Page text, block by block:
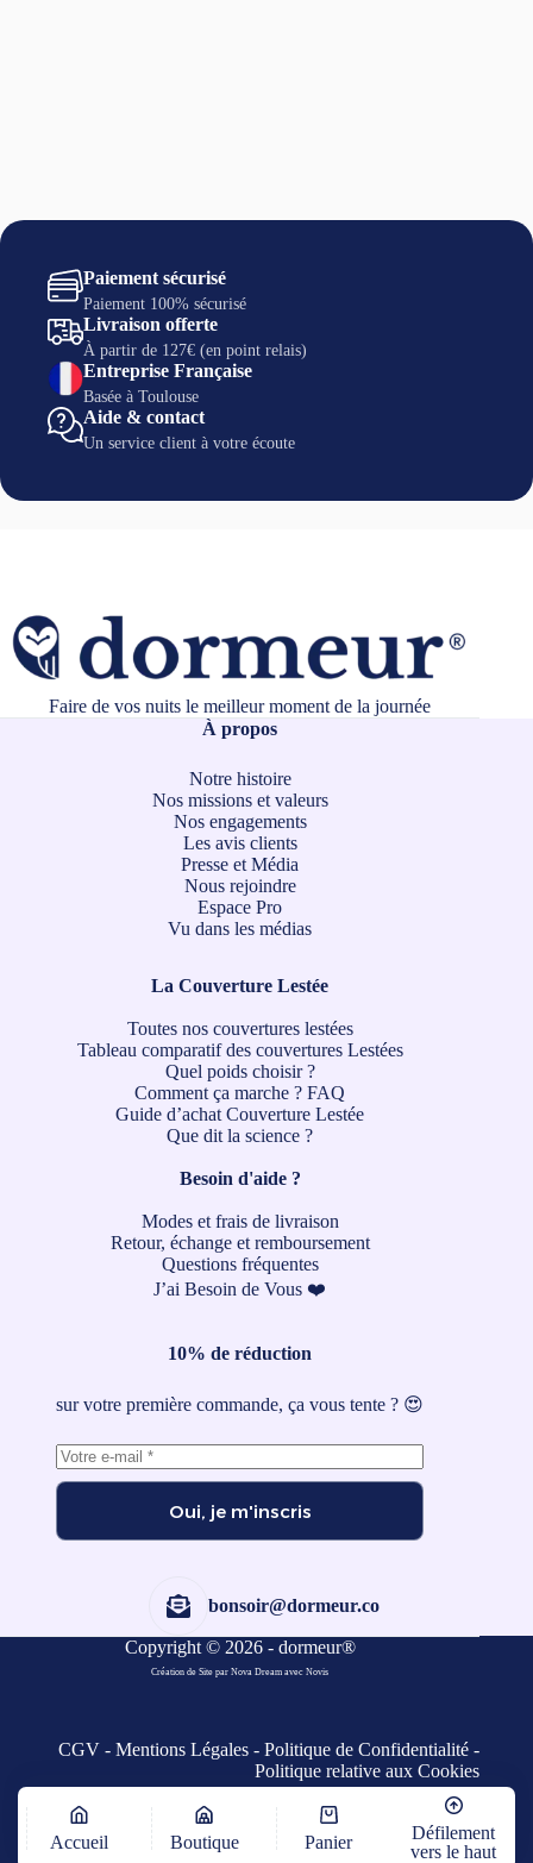
Paiement sécurisé
Paiement 100% sécurisé
Livraison offerte
À partir de 127€ (en point relais)
Entreprise Française
Basée à Toulouse
Aide & contact
Un service client à votre écoute
Faire de vos nuits le meilleur moment de la journée
À propos
Notre histoire
Nos missions et valeurs
Nos engagements
Les avis clients
Presse et Média
Nous rejoindre
Espace Pro
Vu dans les médias
La Couverture Lestée
Toutes nos couvertures lestées
Tableau comparatif des couvertures Lestées
Quel poids choisir ?
Comment ça marche ? FAQ
Guide d’achat Couverture Lestée
Que dit la science ?
Besoin d'aide ?
Modes et frais de livraison
Retour, échange et remboursement
Questions fréquentes
J’ai Besoin de Vous ❤️
10% de réduction
sur votre première commande, ça vous tente ? 😍
Oui, je m'inscris
bonsoir@dormeur.co
Copyright © 2026 - dormeur®
Création de Site par Nova Dream avecNovis
CGV -Mentions Légales -Politique de Confidentialité -
Politique relative aux Cookies
Accueil Boutique Panier
Défilement
vers le haut